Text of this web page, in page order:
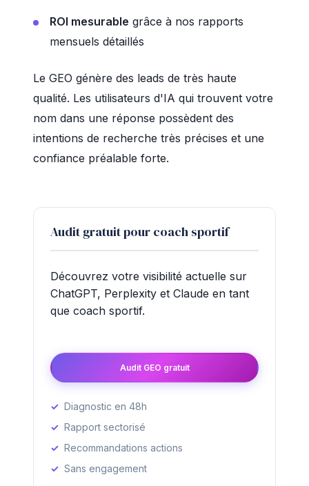
ROI mesurable grâce à nos rapports
mensuels détaillés
Le GEO génère des leads de très haute
qualité. Les utilisateurs d'IA qui trouvent votre
nom dans une réponse possèdent des
intentions de recherche très précises et une
confiance préalable forte.
Audit gratuit pour coach sportif
Découvrez votre visibilité actuelle sur
ChatGPT, Perplexity et Claude en tant
que coach sportif.
Audit GEO gratuit
Diagnostic en 48h
Rapport sectorisé
Recommandations actions
Sans engagement